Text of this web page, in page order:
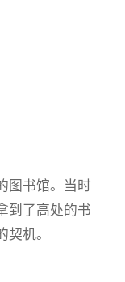
图书馆。当时
到了高处的书
机。